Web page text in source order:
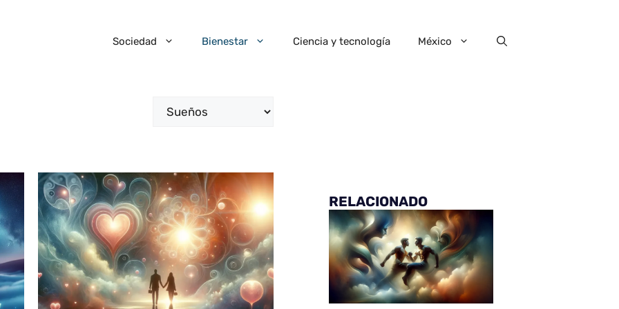
Sociedad Bienestar Ciencia y tecnología México
Categorías
RELACIONADO